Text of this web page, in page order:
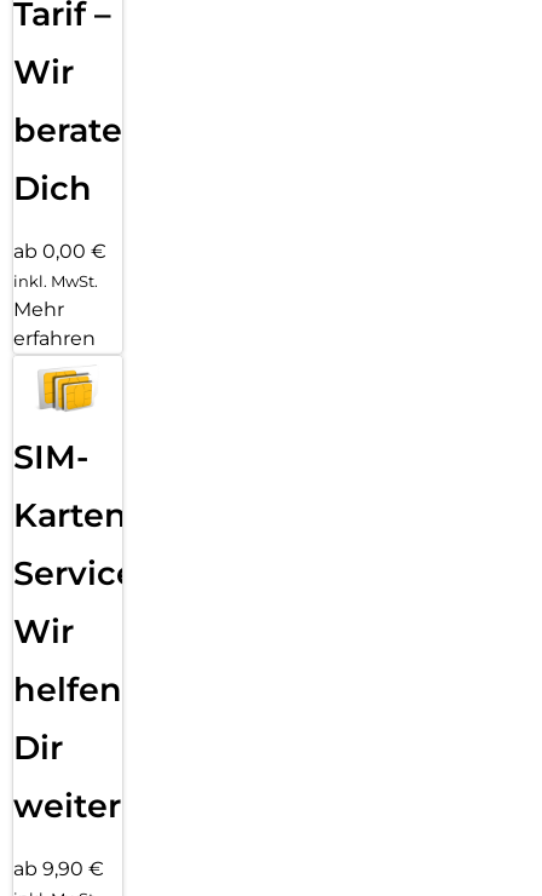
genau dann, wenn du sie brauchst.
Tarif –
Wir
beraten
Dich
ab 0,00 €
inkl. MwSt.
Mehr
erfahren
SIM-
Karten
Service:
Wir
helfen
Dir
weiter
ab 9,90 €